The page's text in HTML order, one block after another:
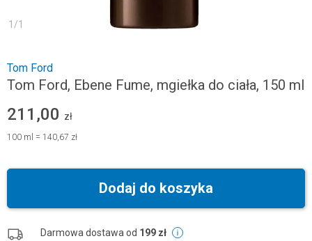
1 /1
Tom Ford
Tom Ford, Ebene Fume, mgiełka do ciała, 150 ml
211,00 zł
100 ml = 140,67 zł
Dodaj do koszyka
Darmowa dostawa od 199 zł